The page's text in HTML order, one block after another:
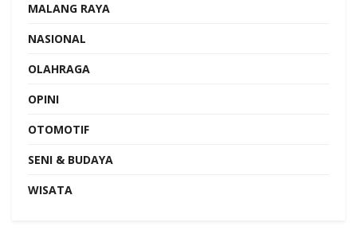
MALANG RAYA
NASIONAL
OLAHRAGA
OPINI
OTOMOTIF
SENI & BUDAYA
WISATA